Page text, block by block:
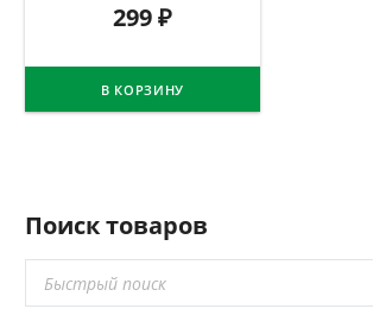
299₽
В КОРЗИНУ
Поиск товаров
товаров